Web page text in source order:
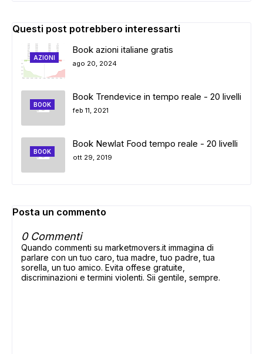
Questi post potrebbero interessarti
AZIONI
Book azioni italiane gratis
ago 20, 2024
BOOK
Book Trendevice in tempo reale - 20 livelli
feb 11, 2021
BOOK
Book Newlat Food tempo reale - 20 livelli
ott 29, 2019
Posta un commento
0 Commenti
Quando commenti su marketmovers.it immagina di
parlare con un tuo caro, tua madre, tuo padre, tua
sorella, un tuo amico. Evita offese gratuite,
discriminazioni e termini violenti. Sii gentile, sempre.